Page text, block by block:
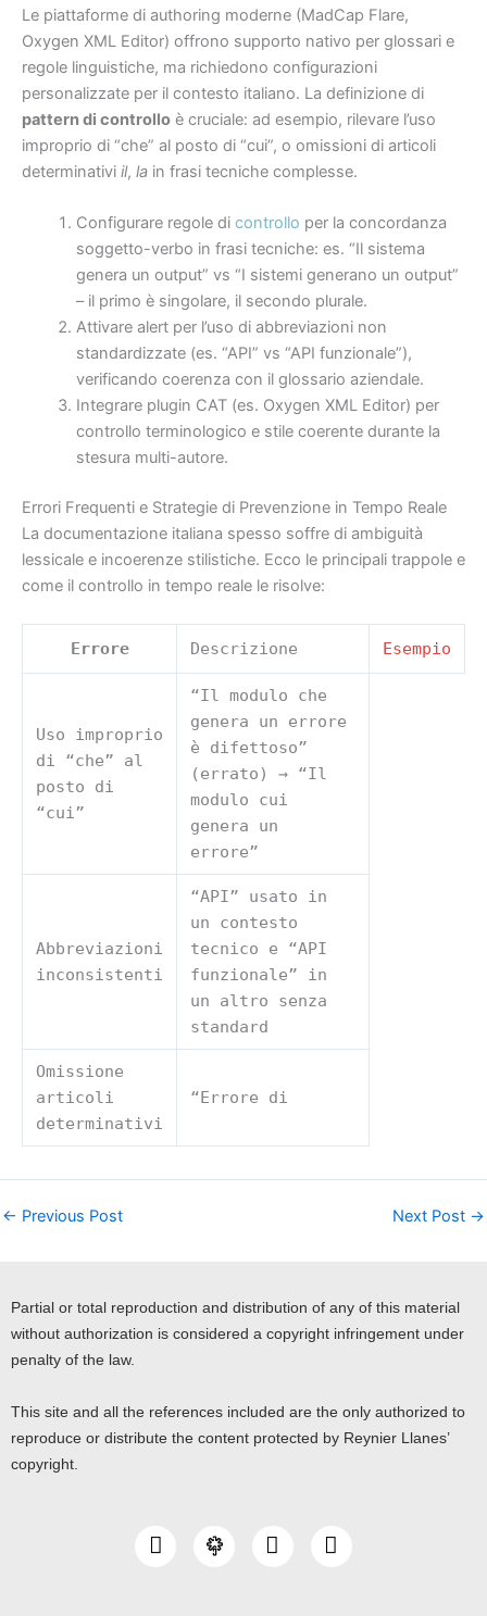
Le piattaforme di authoring moderne (MadCap Flare,
Oxygen XML Editor) offrono supporto nativo per glossari e
regole linguistiche, ma richiedono configurazioni
personalizzate per il contesto italiano. La definizione di
pattern di controllo è cruciale: ad esempio, rilevare l’uso
improprio di “che” al posto di “cui”, o omissioni di articoli
determinativi il, la in frasi tecniche complesse.
Configurare regole di controllo per la concordanza
soggetto-verbo in frasi tecniche: es. “Il sistema
genera un output” vs “I sistemi generano un output”
– il primo è singolare, il secondo plurale.
Attivare alert per l’uso di abbreviazioni non
standardizzate (es. “API” vs “API funzionale”),
verificando coerenza con il glossario aziendale.
Integrare plugin CAT (es. Oxygen XML Editor) per
controllo terminologico e stile coerente durante la
stesura multi-autore.
Errori Frequenti e Strategie di Prevenzione in Tempo Reale
La documentazione italiana spesso soffre di ambiguità
lessicale e incoerenze stilistiche. Ecco le principali trappole e
come il controllo in tempo reale le risolve:
Errore Descrizione Esempio
Uso improprio
di “che” al
posto di
“cui”
“Il modulo che
genera un errore
è difettoso”
(errato) → “Il
modulo cui
genera un
errore”
Abbreviazioni
inconsistenti
“API” usato in
un contesto
tecnico e “API
funzionale” in
un altro senza
standard
Omissione
articoli
determinativi
“Errore di
← Previous Post Next Post →
Partial or total reproduction and distribution of any of this material
without authorization is considered a copyright infringement under
penalty of the law.
This site and all the references included are the only authorized to
reproduce or distribute the content protected by Reynier Llanes’
copyright.
I
n
Y
o
L
i